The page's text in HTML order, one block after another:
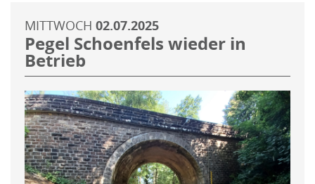
MITTWOCH 02.07.2025
Pegel Schoenfels wieder in
Betrieb